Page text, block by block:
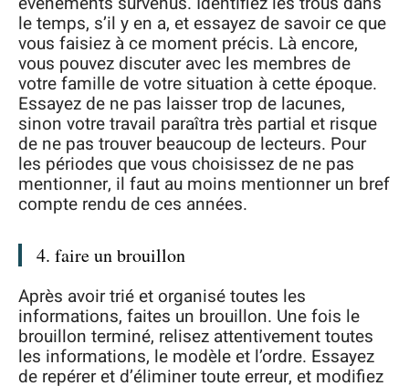
le temps, s’il y en a, et essayez de savoir ce que
vous faisiez à ce moment précis. Là encore,
vous pouvez discuter avec les membres de
votre famille de votre situation à cette époque.
Essayez de ne pas laisser trop de lacunes,
sinon votre travail paraîtra très partial et risque
de ne pas trouver beaucoup de lecteurs. Pour
les périodes que vous choisissez de ne pas
mentionner, il faut au moins mentionner un bref
compte rendu de ces années.
4. faire un brouillon
Après avoir trié et organisé toutes les
informations, faites un brouillon. Une fois le
brouillon terminé, relisez attentivement toutes
les informations, le modèle et l’ordre. Essayez
de repérer et d’éliminer toute erreur, et modifiez